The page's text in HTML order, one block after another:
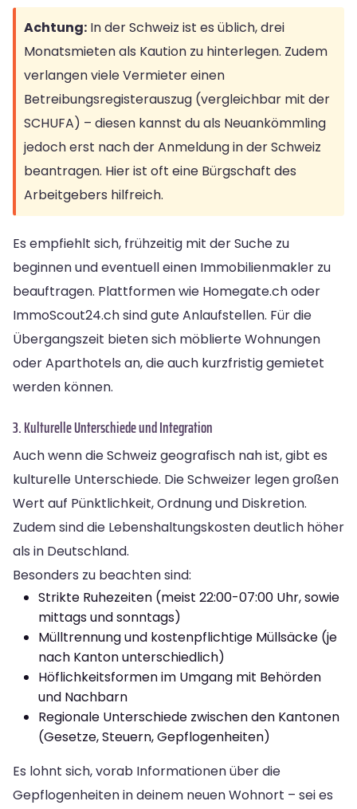
Achtung: In der Schweiz ist es üblich, drei
Monatsmieten als Kaution zu hinterlegen. Zudem
verlangen viele Vermieter einen
Betreibungsregisterauszug (vergleichbar mit der
SCHUFA) – diesen kannst du als Neuankömmling
jedoch erst nach der Anmeldung in der Schweiz
beantragen. Hier ist oft eine Bürgschaft des
Arbeitgebers hilfreich.
Es empfiehlt sich, frühzeitig mit der Suche zu
beginnen und eventuell einen Immobilienmakler zu
beauftragen. Plattformen wie Homegate.ch oder
ImmoScout24.ch sind gute Anlaufstellen. Für die
Übergangszeit bieten sich möblierte Wohnungen
oder Aparthotels an, die auch kurzfristig gemietet
werden können.
3. Kulturelle Unterschiede und Integration
Auch wenn die Schweiz geografisch nah ist, gibt es
kulturelle Unterschiede. Die Schweizer legen großen
Wert auf Pünktlichkeit, Ordnung und Diskretion.
Zudem sind die Lebenshaltungskosten deutlich höher
als in Deutschland.
Besonders zu beachten sind:
Strikte Ruhezeiten (meist 22:00-07:00 Uhr, sowie
mittags und sonntags)
Mülltrennung und kostenpflichtige Müllsäcke (je
nach Kanton unterschiedlich)
Höflichkeitsformen im Umgang mit Behörden
und Nachbarn
Regionale Unterschiede zwischen den Kantonen
(Gesetze, Steuern, Gepflogenheiten)
Es lohnt sich, vorab Informationen über die
Gepflogenheiten in deinem neuen Wohnort – sei es